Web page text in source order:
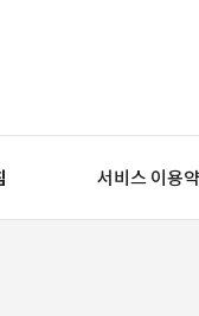
서비스 이용